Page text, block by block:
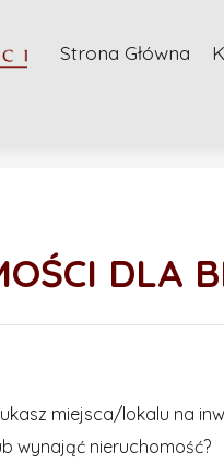
Strona Główna
DLA
miejsca/lokalu na
wynająć nieruchomość?